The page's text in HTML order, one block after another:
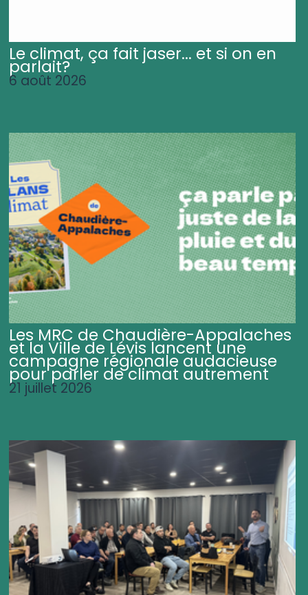
Le climat, ça fait jaser... et si on en
parlait?
6 août 2026
Les MRC de Chaudière-Appalaches
et la Ville de Lévis lancent une
campagne régionale audacieuse
pour parler de climat autrement
21 juillet 2026